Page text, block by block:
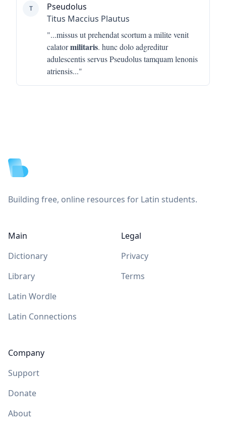
T
Pseudolus
Titus Maccius Plautus
"...missus ut prehendat scortum a milite venit
calatormilitaris. hunc dolo adgreditur
adulescentis servus Pseudolus tamquam lenonis
atriensis..."
Building free, online resources for Latin students.
Main
Dictionary
Library
Latin Wordle
Latin Connections
Company
Support
Donate
About
Legal
Privacy
Terms